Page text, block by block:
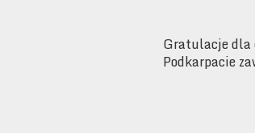
Gratulacje dla
Podkarpacie